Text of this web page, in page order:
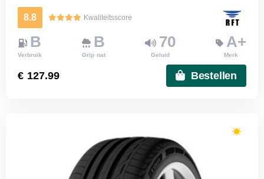
8.8 Kwaliteitsscore
B
Verbruik
B
Grip nat
70
Geluid
A+
Merk
€ 127.99 Bestellen